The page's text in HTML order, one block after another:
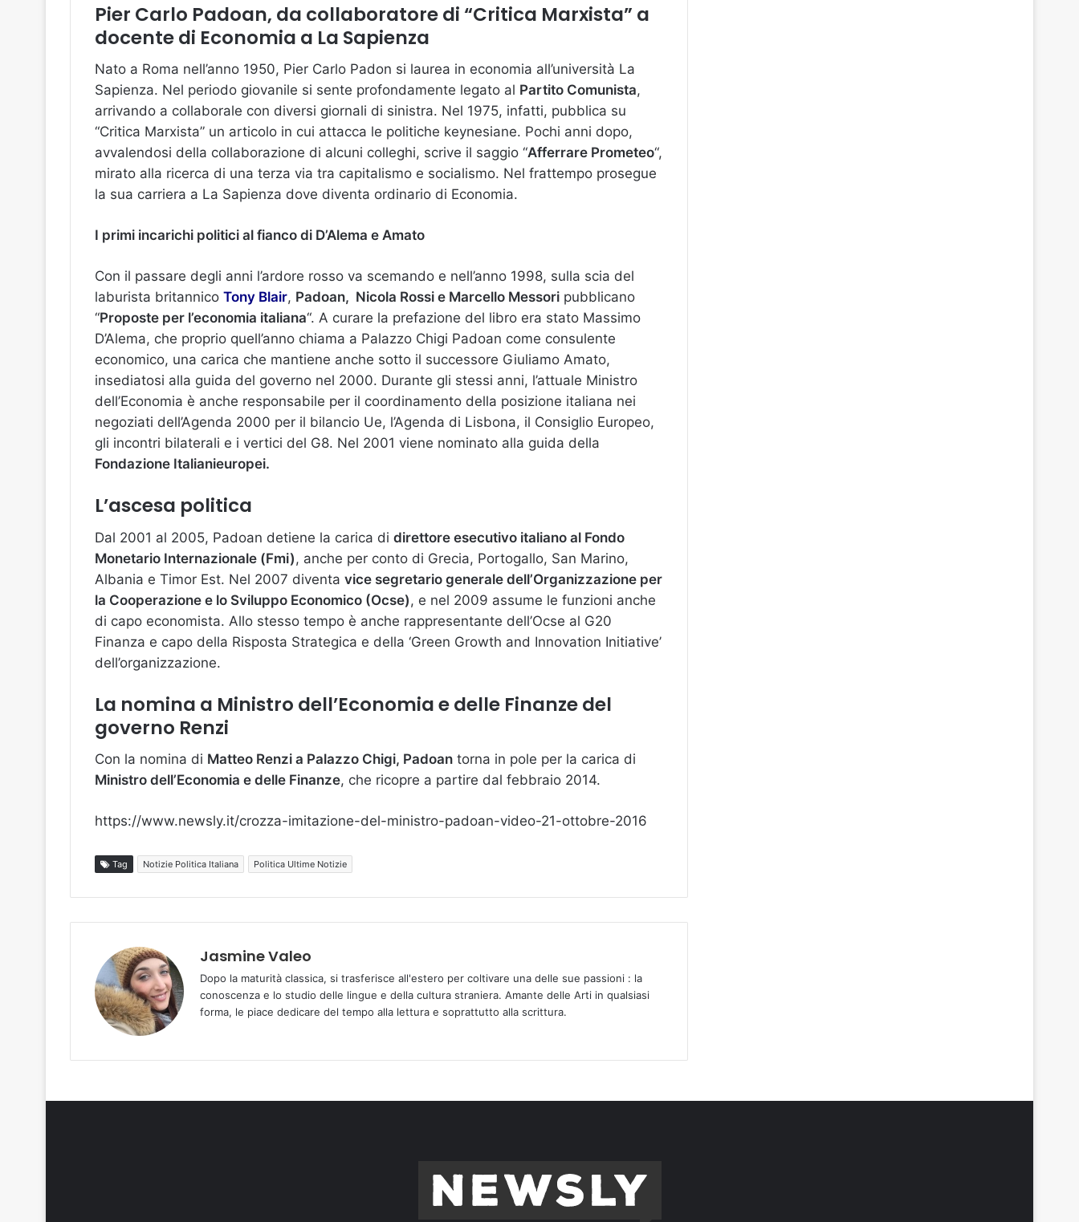
Pier Carlo Padoan, da collaboratore di “Critica Marxista” a
docente di Economia a La Sapienza
Nato a Roma nell’anno 1950, Pier Carlo Padon si laurea in economia all’università La
Sapienza. Nel periodo giovanile si sente profondamente legato al Partito Comunista,
arrivando a collaborale con diversi giornali di sinistra. Nel 1975, infatti, pubblica su
“Critica Marxista” un articolo in cui attacca le politiche keynesiane. Pochi anni dopo,
avvalendosi della collaborazione di alcuni colleghi, scrive il saggio “Afferrare Prometeo“,
mirato alla ricerca di una terza via tra capitalismo e socialismo. Nel frattempo prosegue
la sua carriera a La Sapienza dove diventa ordinario di Economia.
I primi incarichi politici al fianco di D’Alema e Amato
Con il passare degli anni l’ardore rosso va scemando e nell’anno 1998, sulla scia del
laburista britannico Tony Blair, Padoan, Nicola Rossi e Marcello Messori pubblicano
“Proposte per l’economia italiana“. A curare la prefazione del libro era stato Massimo
D’Alema, che proprio quell’anno chiama a Palazzo Chigi Padoan come consulente
economico, una carica che mantiene anche sotto il successore Giuliamo Amato,
insediatosi alla guida del governo nel 2000. Durante gli stessi anni, l’attuale Ministro
dell’Economia è anche responsabile per il coordinamento della posizione italiana nei
negoziati dell’Agenda 2000 per il bilancio Ue, l’Agenda di Lisbona, il Consiglio Europeo,
gli incontri bilaterali e i vertici del G8. Nel 2001 viene nominato alla guida della
Fondazione Italianieuropei.
L’ascesa politica
Dal 2001 al 2005, Padoan detiene la carica di direttore esecutivo italiano al Fondo
Monetario Internazionale (Fmi) , anche per conto di Grecia, Portogallo, San Marino,
Albania e Timor Est. Nel 2007 diventa vice segretario generale dell’Organizzazione per
la Cooperazione e lo Sviluppo Economico (Ocse) , e nel 2009 assume le funzioni anche
di capo economista. Allo stesso tempo è anche rappresentante dell’Ocse al G20
Finanza e capo della Risposta Strategica e della ‘Green Growth and Innovation Initiative’
dell’organizzazione.
La nomina a Ministro dell’Economia e delle Finanze del
governo Renzi
Con la nomina di Matteo Renzi a Palazzo Chigi, Padoan torna in pole per la carica di
Ministro dell’Economia e delle Finanze, che ricopre a partire dal febbraio 2014.
https://www.newsly.it/crozza-imitazione-del-ministro-padoan-video-21-ottobre-2016
Tag Notizie Politica Italiana Politica Ultime Notizie
Jasmine Valeo
Dopo la maturità classica, si trasferisce all'estero per coltivare una delle sue passioni : la
conoscenza e lo studio delle lingue e della cultura straniera. Amante delle Arti in qualsiasi
forma, le piace dedicare del tempo alla lettura e soprattutto alla scrittura.